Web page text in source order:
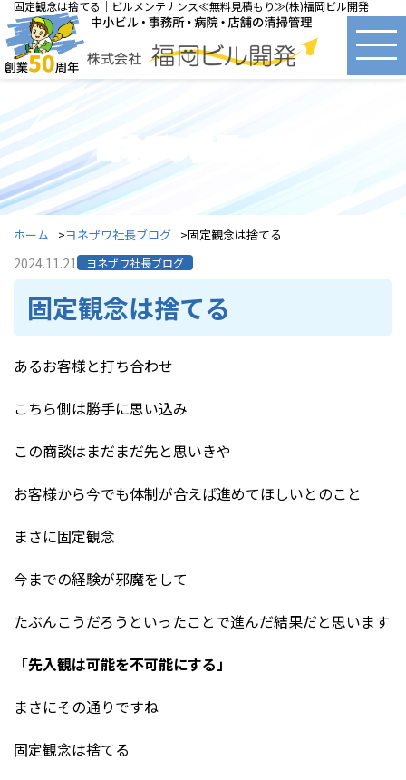
固定観念は捨てる｜ビルメンテナンス≪無料見積もり≫(株)福岡ビル開発
ヨネザワ社長ブログ
ホーム ヨネザワ社長ブログ 固定観念は捨てる
2024.11.21 ヨネザワ社長ブログ
固定観念は捨てる
あるお客様と打ち合わせ
こちら側は勝手に思い込み
この商談はまだまだ先と思いきや
お客様から今でも体制が合えば進めてほしいとのこと
まさに固定観念
今までの経験が邪魔をして
たぶんこうだろうといったことで進んだ結果だと思います
「先入観は可能を不可能にする」
まさにその通りですね
固定観念は捨てる